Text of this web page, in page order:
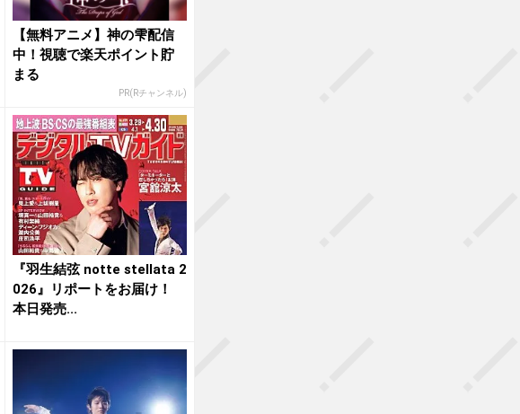
【無料アニメ】神の雫配信
中！視聴で楽天ポイント貯
まる
PR(Rチャンネル)
『羽生結弦 notte stellata 2
026』リポートをお届け！
本日発売...